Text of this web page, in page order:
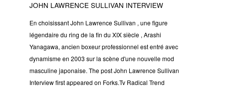
JOHN LAWRENCE SULLIVAN INTERVIEW
En choisissant John Lawrence Sullivan , une figure
légendaire du ring de la fin du XIX siècle , Arashi
Yanagawa, ancien boxeur professionnel est entré avec
dynamisme en 2003 sur la scène d'une nouvelle mod
masculine japonaise. The post John Lawrence Sullivan
Interview first appeared on Forks.Tv Radical Trend